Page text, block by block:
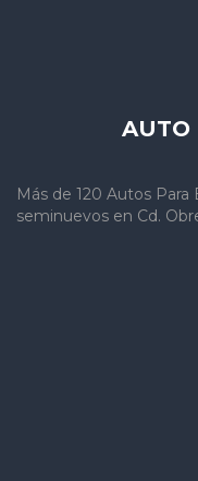
AUTO
Más de 120 Autos
seminuevos en Cd.